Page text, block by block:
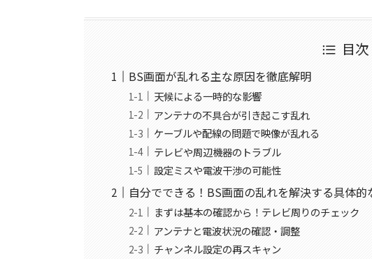
目次
BS画面が乱れる主な原因を徹底解明
天候による一時的な影響
アンテナの不具合が引き起こす乱れ
ケーブルや配線の問題で映像が乱れる
テレビや周辺機器のトラブル
設定ミスや電波干渉の可能性
自分でできる！BS画面の乱れを解決する具体的
まずは基本の確認から！テレビ周りのチェック
アンテナと電波状況の確認・調整
チャンネル設定の再スキャン